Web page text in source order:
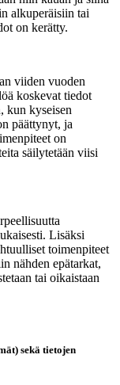
alkuperäisiin tai
on kerätty.
viiden vuoden
koskevat tiedot
kun kyseisen
päättynyt, ja
on
säilytetään viisi
Lisäksi
toimenpiteet
nähden epätarkat,
tai oikaistaan
sekä tietojen